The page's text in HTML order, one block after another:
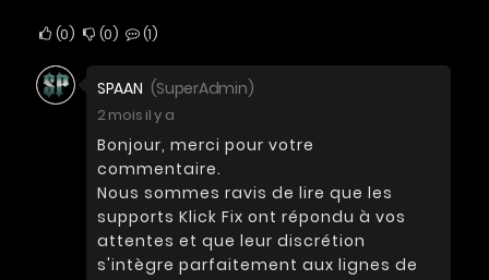
0 0 1
SPAAN (SuperAdmin)
2 mois il y a
Bonjour, merci pour votre
commentaire.
Nous sommes ravis de lire que les
supports Klick Fix ont répondu à vos
attentes et que leur discrétion
s'intègre parfaitement aux lignes de